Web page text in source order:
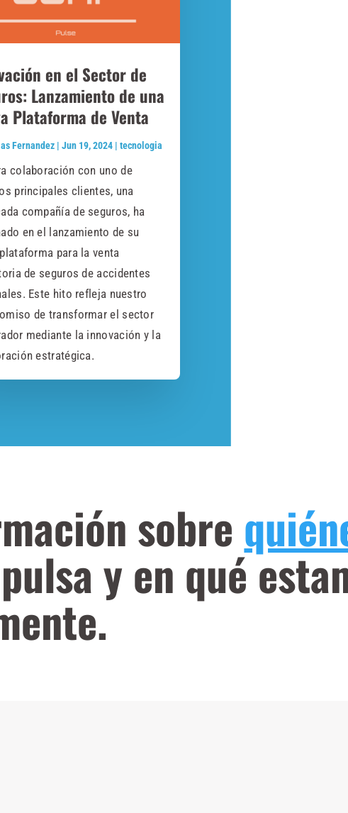
en el Sector de
Lanzamiento de una
Plataforma de Venta
Fernandez| Jun 19, 2024| tecnologia
colaboración con uno de
principales clientes, una
compañía de seguros, ha
en el lanzamiento de su
para la venta
de seguros de accidentes
Este hito refleja nuestro
de transformar el sector
mediante la innovación y la
estratégica.
sobre
y en qué